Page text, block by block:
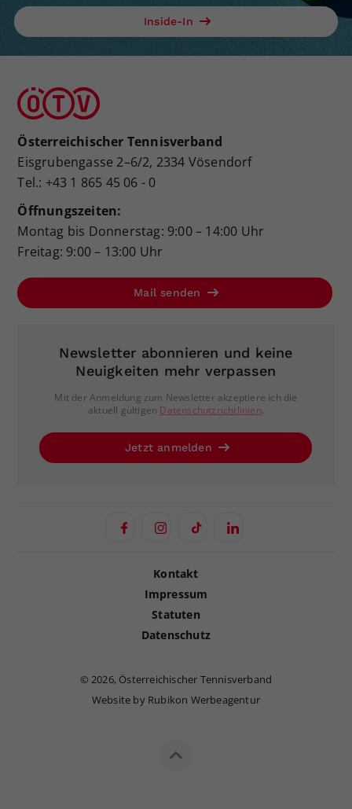
Inside-In
Österreichischer Tennisverband
Eisgrubengasse 2–6/2, 2334 Vösendorf
Tel.: +43 1 865 45 06 - 0
Öffnungszeiten:
Montag bis Donnerstag: 9:00 – 14:00 Uhr
Freitag: 9:00 – 13:00 Uhr
Mail senden
Newsletter abonnieren und keine
Neuigkeiten mehr verpassen
Mit der Anmeldung zum Newsletter akzeptiere ich die
aktuell gültigen Datenschutzrichtlinien.
Jetzt anmelden
Kontakt
Impressum
Statuten
Datenschutz
©2026, Österreichischer Tennisverband
Website by Rubikon Werbeagentur